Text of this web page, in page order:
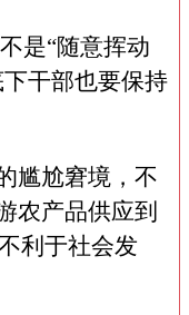
是“随意挥动
干部也要保持
尴尬窘境，不
农产品供应到
利于社会发